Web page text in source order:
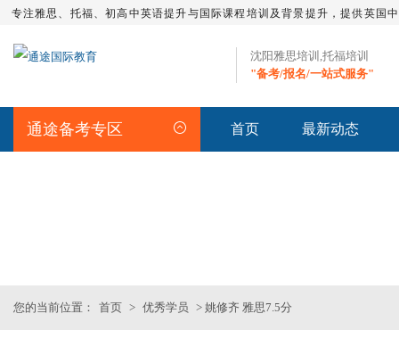
专注雅思、托福、初高中英语提升与国际课程培训及背景提升，提供英国
沈阳雅思培训,托福培训
"备考/报名/一站式服务"
通途备考专区 首页 最新动态
您的当前位置： 首页 > 优秀学员 > 姚修齐 雅思7.5分